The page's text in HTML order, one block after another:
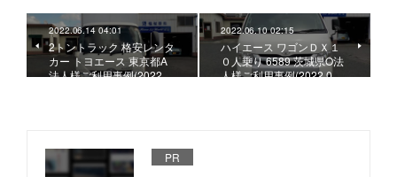
2022.06.14 04:01
2トントラック 格安レンタ
カー トヨエース 東京都A
法人様ご利用事例(2022.…
2022.06.10 02:15
ハイエース ワゴンＤＸ１
０人乗り 6589 茨城県O法
人様ご利用事例(2022.0…
PR